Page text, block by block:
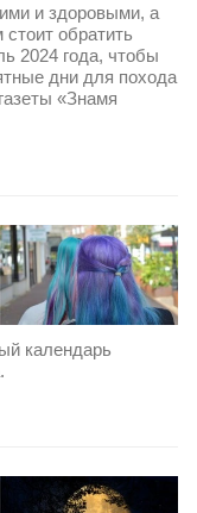
и здоровыми, а
обратить
2024 года, чтобы
дни для похода
«Знамя
календарь